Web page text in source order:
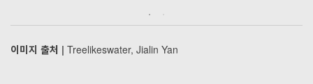
이미지 출처 | Treelikeswater, Jialin Yan